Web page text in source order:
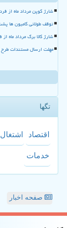
شارژ کوپن مرداد ماه از
توقف طولانی کامیون ها
شارژ کالا برگ مرداد ماه
مهلت ارسال مستندات طرح ملی یاوران
تگها
اقتصاد اشتغال
خدمات
صفحه اخبار